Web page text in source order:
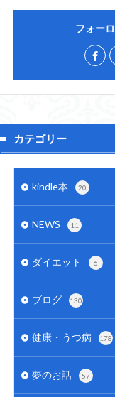
フォー
カテゴリー
kindle本 20
NEWS 11
ダイエット 6
ブログ 130
健康・うつ病 178
夢のお話 57